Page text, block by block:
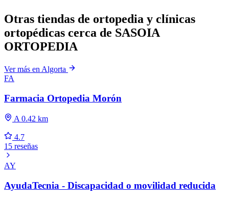
Otras tiendas de ortopedia y clínicas
ortopédicas cerca de SASOIA
ORTOPEDIA
Ver más en Algorta
FA
Farmacia Ortopedia Morón
A 0.42 km
4.7
15 reseñas
AY
AyudaTecnia - Discapacidad o movilidad reducida